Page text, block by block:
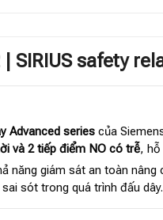
SIRIUS safety
Advanced series của
và 2 tiếp điểm NO có trễ, hỗ
năng giám sát an toàn
sót trong quá trình đấu dây.